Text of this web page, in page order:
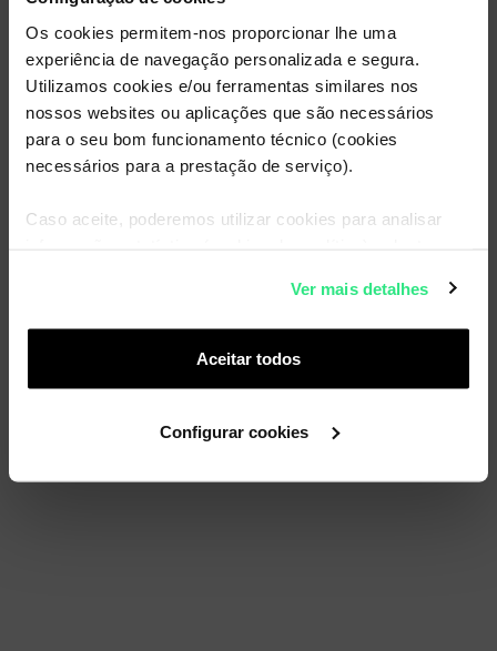
Os cookies permitem-nos proporcionar lhe uma
experiência de navegação personalizada e segura.
Utilizamos cookies e/ou ferramentas similares nos
nossos websites ou aplicações que são necessários
para o seu bom funcionamento técnico (cookies
necessários para a prestação de serviço).
Caso aceite, poderemos utilizar cookies para analisar
funcionalidades (cookies de personalização e
funcionalidade) e adaptar anúncios aos seus interesses
(cookies de publicidade personalizada). Pode gerir a
Ver mais detalhes
Aceitar todos
Configurar cookies
Brevemente
disponível
aceder ainda não está disponível.
equipamentos com acesso àWOO TV.
Volta para o site